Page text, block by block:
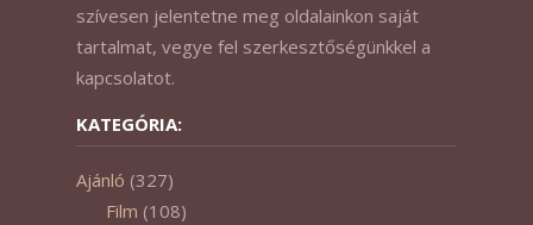
szívesen jelentetne meg oldalainkon saját
tartalmat, vegye fel szerkesztőségünkkel a
kapcsolatot.
KATEGÓRIA:
Ajánló (327)
Film (108)